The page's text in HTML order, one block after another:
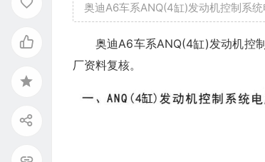
奥迪A6车系ANQ(4缸)发动机控制系统
奥迪A6车系ANQ(4缸)发动机控
厂资料复核。